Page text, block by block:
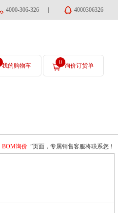
4000-306-326 4000306326
我的购物车 0 询价订货单
BOM询价 ”页面，专属销售客服将联系您！